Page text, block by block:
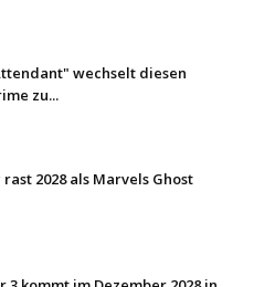
wechselt diesen
zu...
rast 2028 als Marvels Ghost